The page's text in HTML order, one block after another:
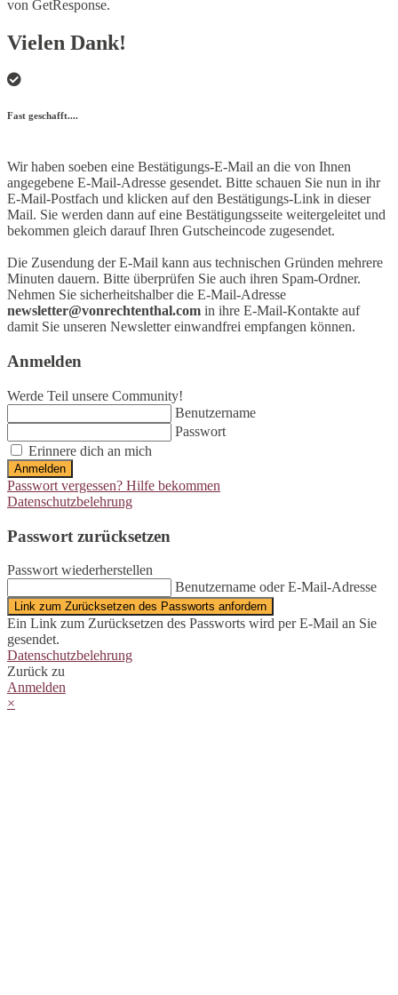
von GetResponse.
Vielen Dank!
Fast geschafft....
Wir haben soeben eine Bestätigungs-E-Mail an die von Ihnen
angegebene E-Mail-Adresse gesendet. Bitte schauen Sie nun in ihr
E-Mail-Postfach und klicken auf den Bestätigungs-Link in dieser
Mail. Sie werden dann auf eine Bestätigungsseite weitergeleitet und
bekommen gleich darauf Ihren Gutscheincode zugesendet.
Die Zusendung der E-Mail kann aus technischen Gründen mehrere
Minuten dauern. Bitte überprüfen Sie auch ihren Spam-Ordner.
Nehmen Sie sicherheitshalber die E-Mail-Adresse
newsletter@vonrechtenthal.com in ihre E-Mail-Kontakte auf
damit Sie unseren Newsletter einwandfrei empfangen können.
Anmelden
Werde Teil unsere Community!
Benutzername
Passwort
Erinnere dich an mich
Anmelden
Passwort vergessen? Hilfe bekommen
Datenschutzbelehrung
Passwort zurücksetzen
Passwort wiederherstellen
Benutzername oder E-Mail-Adresse
Link zum Zurücksetzen des Passworts anfordern
Ein Link zum Zurücksetzen des Passworts wird per E-Mail an Sie
gesendet.
Datenschutzbelehrung
Zurück zu
Anmelden
×